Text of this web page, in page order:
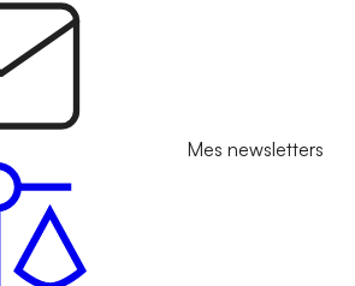
Mes newsletters